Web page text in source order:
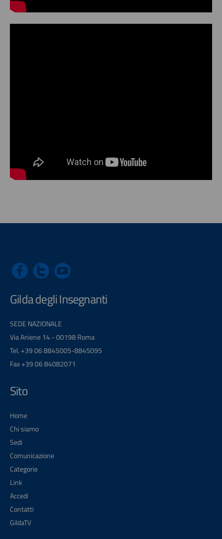
Gilda degli Insegnanti
SEDE NAZIONALE
Via Aniene 14 - 00198 Roma
Tel. +39 06 8845005-8845095
Fax +39 06 84082071
Sito
Home
Chi siamo
Sedi
Comunicazione
Categorie
Link
Accedi
Contatti
GildaTV